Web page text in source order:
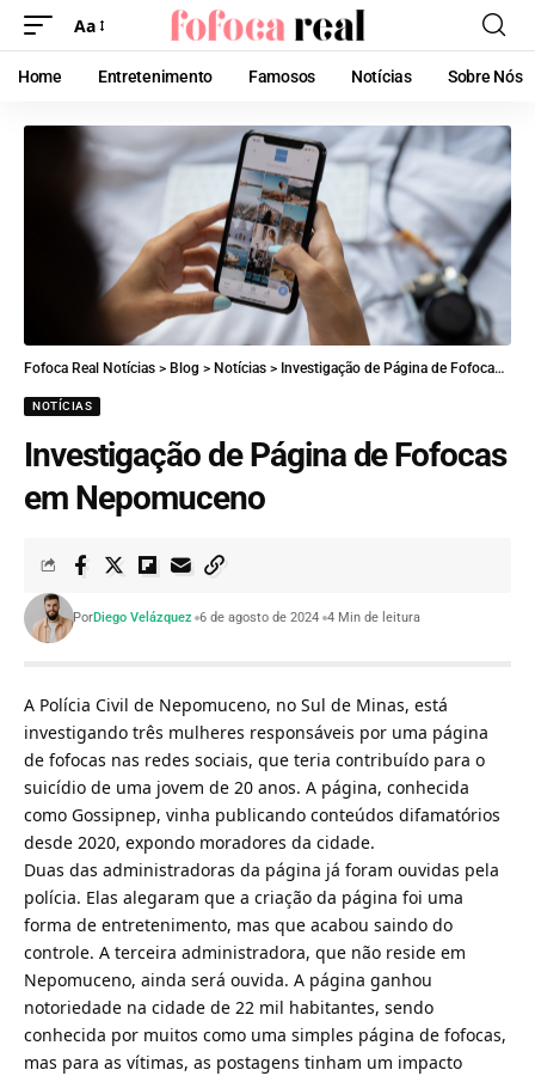
Aa
Home Entretenimento Famosos Notícias Sobre Nós
Fofoca Real Notícias > Blog > Notícias > Investigação de Página de Fofocas em Nepomuceno
NOTÍCIAS
Investigação de Página de Fofocas
em Nepomuceno
PorDiego Velázquez 6 de agosto de 2024 4 Min de leitura
A Polícia Civil de Nepomuceno, no Sul de Minas, está
investigando três mulheres responsáveis por uma página
de fofocas nas redes sociais, que teria contribuído para o
suicídio de uma jovem de 20 anos. A página, conhecida
como Gossipnep, vinha publicando conteúdos difamatórios
desde 2020, expondo moradores da cidade.
Duas das administradoras da página já foram ouvidas pela
polícia. Elas alegaram que a criação da página foi uma
forma de entretenimento, mas que acabou saindo do
controle. A terceira administradora, que não reside em
Nepomuceno, ainda será ouvida. A página ganhou
notoriedade na cidade de 22 mil habitantes, sendo
conhecida por muitos como uma simples página de fofocas,
mas para as vítimas, as postagens tinham um impacto